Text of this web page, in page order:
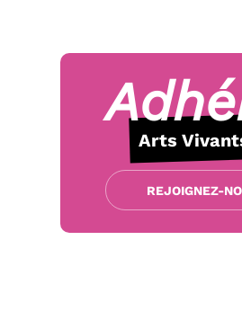
Arts
REJOIGNEZ-